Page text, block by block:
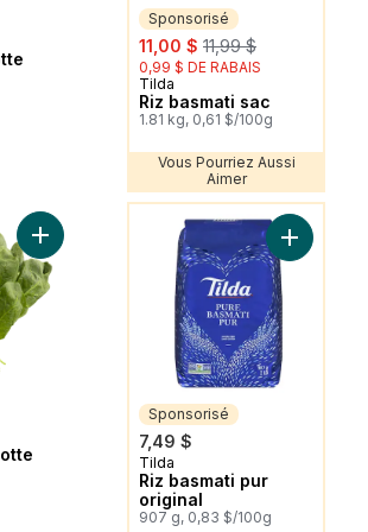
Sponsorisé
sale:
11,00 $ , formerly:
11,99 $
0,99 $ DE RABAIS
Sponsorisé
Tilda
Riz basmati sac
1.81 kg, 0,61 $/100g
Vous Pourriez Aussi
Aimer
Ajouter Épinards en botte au panier
Vous Pourriez Aussi Aimer
Sponsorisé
7,49 $
Sponsorisé
Tilda
Riz basmati pur
original
907 g, 0,83 $/100g
Ajouter